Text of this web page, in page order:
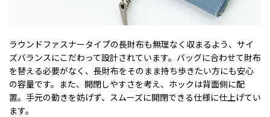
ラウンドファスナータイプの長財布も無理なく収まるよう、サイ
ズバランスにこだわって設計されています。バッグに合わせて財布
を替える必要がなく、長財布をそのまま持ち歩きたい方にも安心
の容量です。また、開閉しやすさを考え、ホックは背面側に配
置。手元の動きを妨げず、スムーズに開閉できる仕様に仕上げてい
ます。